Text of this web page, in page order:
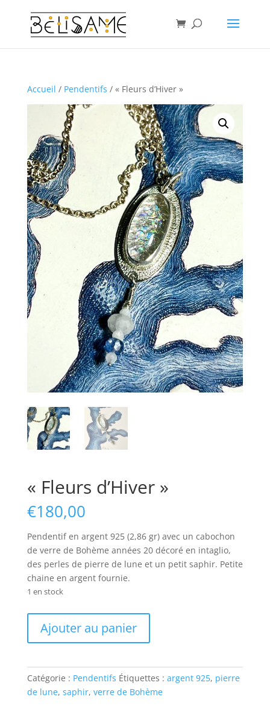
Accueil / Pendentifs / « Fleurs d’Hiver »
« Fleurs d’Hiver »
€180,00
Pendentif en argent 925 (2,86 gr) avec un cabochon
de verre de Bohème années 20 décoré en intaglio,
des perles de pierre de lune et un petit saphir. Petite
chaine en argent fournie.
1 en stock
Ajouter au panier
Catégorie : Pendentifs Étiquettes : argent 925, pierre
de lune, saphir, verre de Bohème